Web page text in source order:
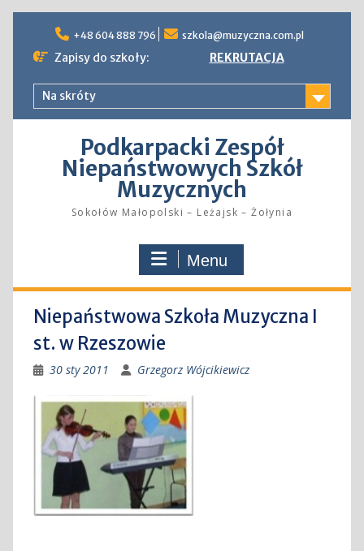
content
+48 604 888 796 szkola@muzyczna.com.pl
Zapisy do szkoły: REKRUTACJA
Na skróty
Podkarpacki Zespół
Niepaństwowych Szkół
Muzycznych
Sokołów Małopolski – Leżajsk – Żołynia
Menu
Niepaństwowa Szkoła Muzyczna I
st. w Rzeszowie
30 sty 2011 Grzegorz Wójcikiewicz